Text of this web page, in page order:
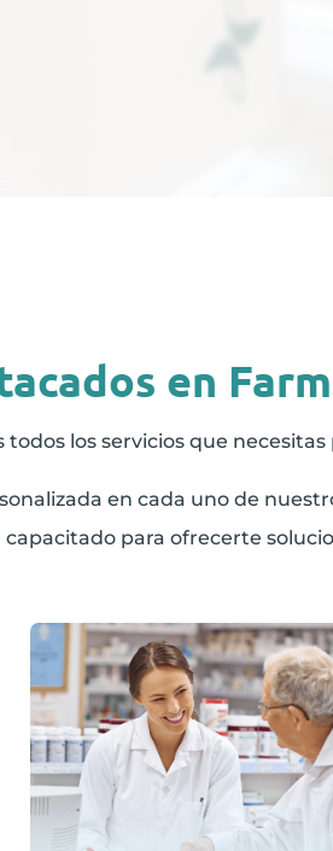
en
los servicios que
en cada uno de
para ofrecerte